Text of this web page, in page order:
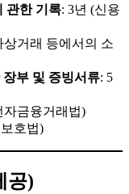
관한 기록: 3년 (신용
상거래 등에서의 소
부 및 증빙서류: 5
자금융거래법)
호법)
공)